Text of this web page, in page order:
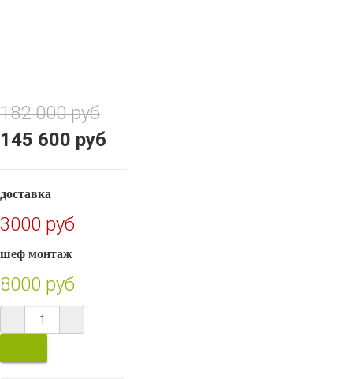
182 000 руб
145 600 руб
доставка
3000 руб
шеф монтаж
8000 руб